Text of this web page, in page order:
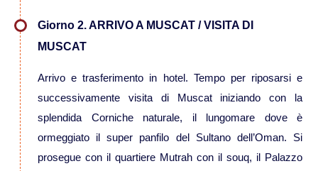
Viaggi in Kenya
Viaggi in Madagascar
Viaggi in Namibia
Viaggi in Sudafrica
Giorno 2. ARRIVO A MUSCAT / VISITA DI
MUSCAT
Arrivo e trasferimento in hotel. Tempo per riposarsi e
successivamente visita di Muscat iniziando con la
splendida Corniche naturale, il lungomare dove è
ormeggiato il super panfilo del Sultano dell’Oman. Si
prosegue con il quartiere Mutrah con il souq, il Palazzo